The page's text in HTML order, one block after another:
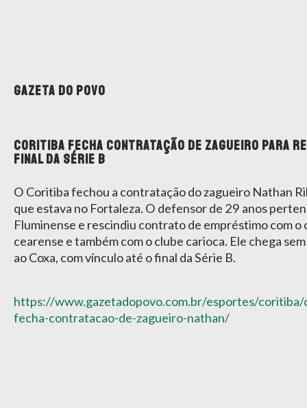
GAZETA DO POVO
CORITIBA FECHA CONTRATAÇÃO DE ZAGUEIRO PARA
FINAL DA SÉRIE B
O Coritiba fechou a contratação do zagueiro Nathan
que estava no Fortaleza. O defensor de 29 anos
Fluminense e rescindiu contrato de empréstimo com o
cearense e também com o clube carioca. Ele chega
ao Coxa, com vínculo até o final da Série B.
https://www.gazetadopovo.com.br/esportes/
fecha-contratacao-de-zagueiro-nathan/